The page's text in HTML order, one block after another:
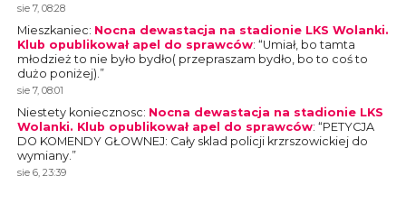
sie 7, 08:28
Mieszkaniec: Nocna dewastacja na stadionie LKS Wolanki.
Klub opublikował apel do sprawców: “Umiał, bo tamta
młodzież to nie było bydło( przepraszam bydło, bo to coś to
dużo poniżej).”
sie 7, 08:01
Niestety koniecznosc: Nocna dewastacja na stadionie LKS
Wolanki. Klub opublikował apel do sprawców: “PETYCJA
DO KOMENDY GŁOWNEJ: Cały sklad policji krzrszowickiej do
wymiany.”
sie 6, 23:39